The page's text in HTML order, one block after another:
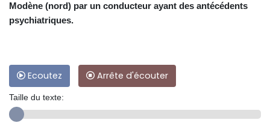
Modène (nord) par un conducteur ayant des antécédents
psychiatriques.
Ecoutez Arrête d'écouter
Taille du texte: